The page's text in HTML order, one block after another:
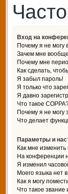
Вход на
Почему я не могу
Зачем мне
Почему мне
Как сделать,
Я забыл пароль!
Я только что
Я давно
Что такое
Почему я не могу
Что делает
Параметры и
Как мне
На конференции
Я изменил
Моего языка нет
Как я могу
Что такое звание